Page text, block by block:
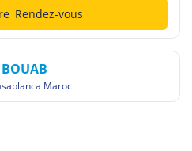
Rendez-vous
Maroc